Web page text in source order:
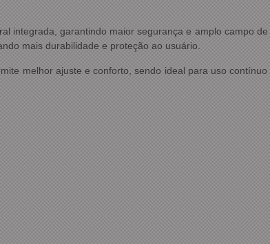
integrada, garantindo maior segurança e amplo campo
mais durabilidade e proteção ao usuário.
melhor ajuste e conforto, sendo ideal para uso